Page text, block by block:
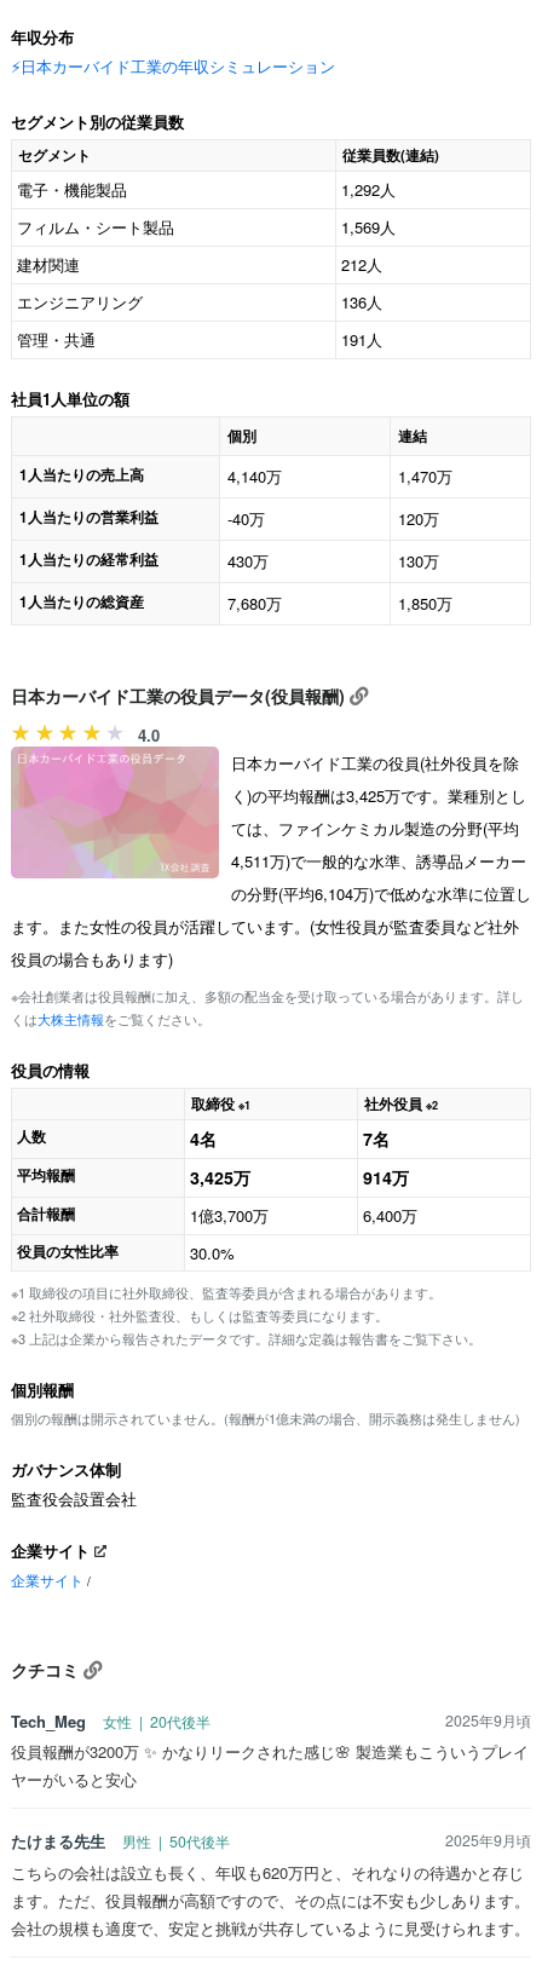
年収分布
⚡️日本カーバイド工業の年収シミュレーション
セグメント別の従業員数
セグメント 従業員数(連結)
電子・機能製品
1,292人
フィルム・シート製品
1,569人
建材関連
212人
エンジニアリング
136人
管理・共通
191人
社員1人単位の額
個別
連結
1人当たりの売上高
4,140万 1,470万
1人当たりの営業利益 -40万 120万
1人当たりの経常利益 430万 130万
1人当たりの総資産 7,680万 1,850万
日本カーバイド工業の役員データ(役員報酬)
4.0
日本カーバイド工業の役員(社外役員を除
く)の平均報酬は3,425万です。業種別とし
ては、ファインケミカル製造の分野(平均
4,511万)で一般的な水準、誘導品メーカー
の分野(平均6,104万)で低めな水準に位置し
ます。また女性の役員が活躍しています。(女性役員が監査委員など社外
役員の場合もあります)
※会社創業者は役員報酬に加え、多額の配当金を受け取っている場合があります。詳し
くは大株主情報をご覧ください。
役員の情報
取締役 ※1 社外役員 ※2
人数 4名 7名
平均報酬 3,425万 914万
合計報酬 1億3,700万 6,400万
役員の女性比率 30.0%
※1 取締役の項目に社外取締役、監査等委員が含まれる場合があります。
※2 社外取締役・社外監査役、もしくは監査等委員になります。
※3 上記は企業から報告されたデータです。詳細な定義は報告書をご覧下さい。
個別報酬
個別の報酬は開示されていません。(報酬が1億未満の場合、開示義務は発生しません)
ガバナンス体制
監査役会設置会社
企業サイト
企業サイト /
クチコミ
Tech_Meg 女性 | 20代後半 2025年9月頃
役員報酬が3200万 ✨ かなりリークされた感じ🌸 製造業もこういうプレイ
ヤーがいると安心
たけまる先生 男性 | 50代後半 2025年9月頃
こちらの会社は設立も長く、年収も620万円と、それなりの待遇かと存じ
ます。ただ、役員報酬が高額ですので、その点には不安も少しあります。
会社の規模も適度で、安定と挑戦が共存しているように見受けられます。